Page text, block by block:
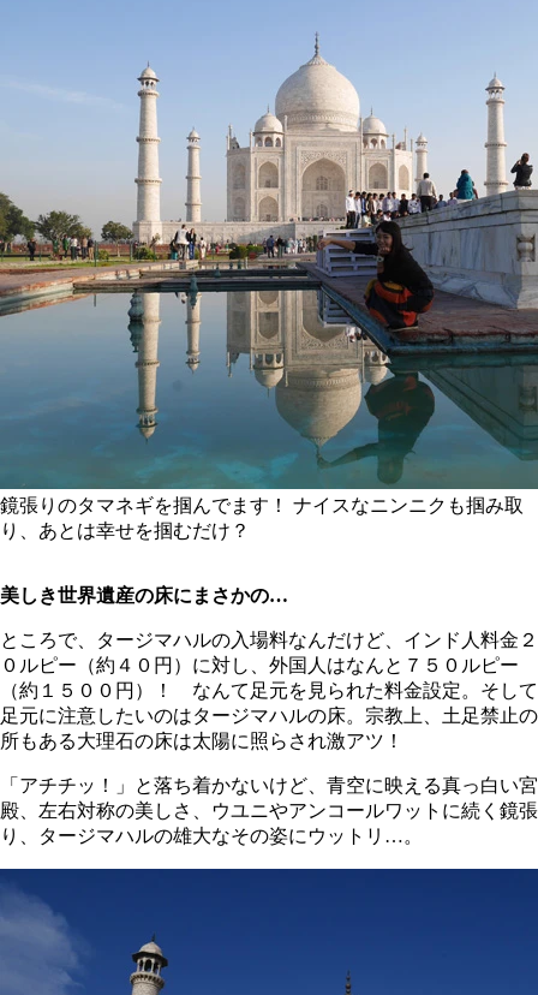
鏡張りのタマネギを掴んでます！ ナイスなニンニクも掴み取
り、あとは幸せを掴むだけ？
美しき世界遺産の床にまさかの…
ところで、タージマハルの入場料なんだけど、インド人料金２
０ルピー（約４０円）に対し、外国人はなんと７５０ルピー
（約１５００円）！ なんて足元を見られた料金設定。そして
足元に注意したいのはタージマハルの床。宗教上、土足禁止の
所もある大理石の床は太陽に照らされ激アツ！
「アチチッ！」と落ち着かないけど、青空に映える真っ白い宮
殿、左右対称の美しさ、ウユニやアンコールワットに続く鏡張
り、タージマハルの雄大なその姿にウットリ…。